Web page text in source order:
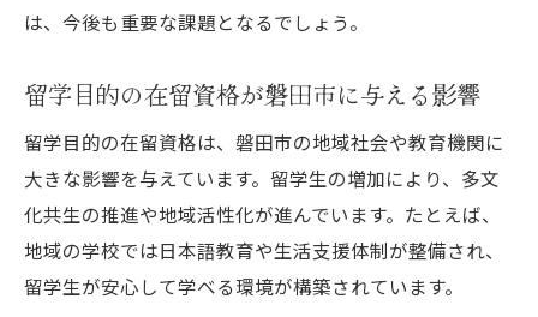
磐田市における外国人人口の推移分析
統計データで見る在留資格別外国人構成の
変化
静岡県外国人人口ランキングと磐田市の現
状
磐田市で多い在留資格と人口増加の背景
地域別にみる在留資格と外国人人口の分布
は、今後も重要な課題となるでしょう。
留学目的の在留資格が磐田市に与える影響
留学目的の在留資格は、磐田市の地域社会や教育機関に
大きな影響を与えています。留学生の増加により、多文
化共生の推進や地域活性化が進んでいます。たとえば、
地域の学校では日本語教育や生活支援体制が整備され、
留学生が安心して学べる環境が構築されています。